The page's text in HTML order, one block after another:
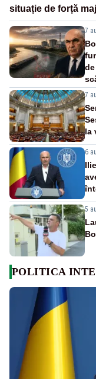
situație de forță
7
7
la
6
5
POLITICA